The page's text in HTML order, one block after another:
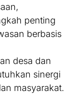
penting
berbasis
desa dan
sinergi
masyarakat.